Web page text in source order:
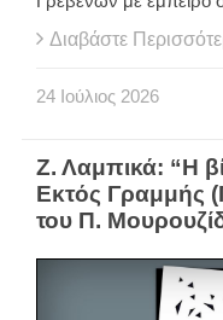
Διαβάστε
24 Ιούλιος 2026
Ζ. Λαμπικά: “Η
Εκτός Γραμμής
του Π.